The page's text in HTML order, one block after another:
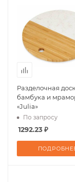
Разделочная
бамбука и
«Julia»
По запросу
1292.23 ₽